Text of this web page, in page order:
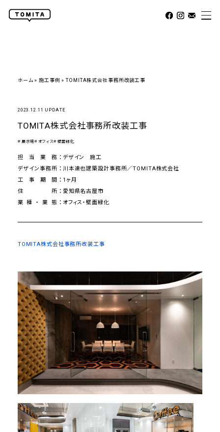
ホーム »施工事例 »TOMITA株式会社事務所改装工事
2023.12.11 UPDATE
TOMITA株式会社事務所改装工事
＃展示場＃オフィス＃壁面緑化
担当業務 デザイン
施工
デザイン事務所
川本達也建築設計事務所／TOMITA株式会社
工事期間
1ヶ月
住所
愛知県名古屋市
業種・業態
オフィス・壁面緑化
TOMITA株式会社事務所改装工事